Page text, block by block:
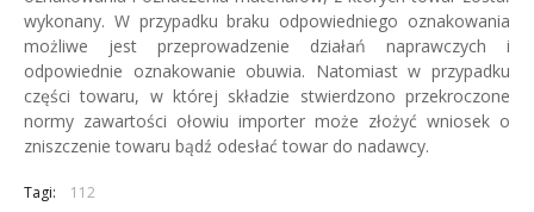
wykonany. W przypadku braku odpowiedniego oznakowania
możliwe jest przeprowadzenie działań naprawczych i
odpowiednie oznakowanie obuwia. Natomiast w przypadku
części towaru, w której składzie stwierdzono przekroczone
normy zawartości ołowiu importer może złożyć wniosek o
zniszczenie towaru bądź odesłać towar do nadawcy.
Tagi: 112